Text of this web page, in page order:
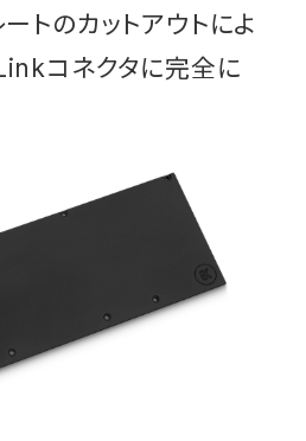
トのカットアウトによ
コネクタに完全に